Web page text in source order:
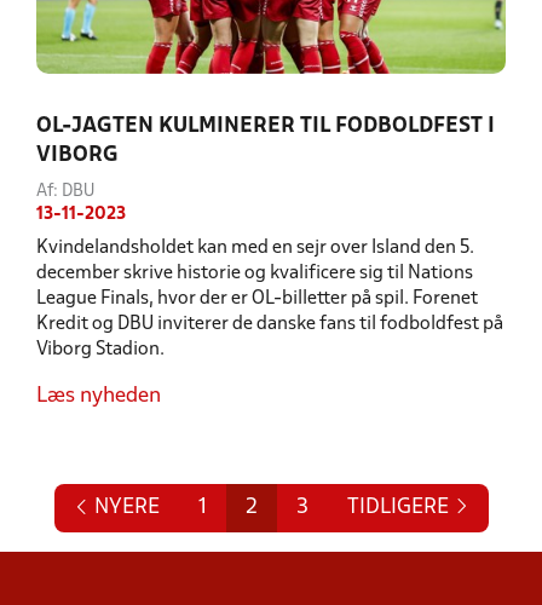
OL-JAGTEN KULMINERER TIL FODBOLDFEST I
VIBORG
Af: DBU
13-11-2023
Kvindelandsholdet kan med en sejr over Island den 5.
december skrive historie og kvalificere sig til Nations
League Finals, hvor der er OL-billetter på spil. Forenet
Kredit og DBU inviterer de danske fans til fodboldfest på
Viborg Stadion.
Læs nyheden
NYERE 1 2 3 TIDLIGERE